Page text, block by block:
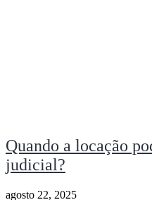
Quando a locação
judicial?
agosto 22, 2025